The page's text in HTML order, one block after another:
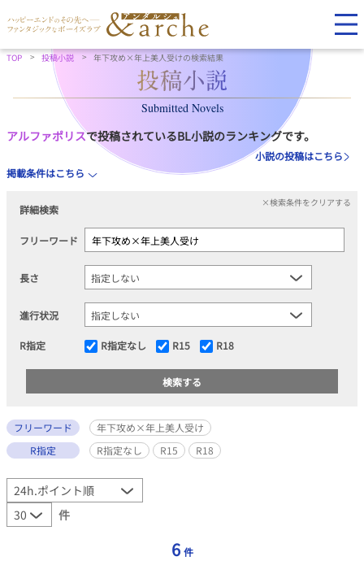
TOP 投稿小説 年下攻め×年上美人受けの検索結果
Submitted Novels
アルファポリスで投稿されているBL小説のランキングです。
小説の投稿はこちら
掲載条件はこちら
詳細検索
×検索条件をクリアする
フリーワード
長さ
進行状況
R指定 R指定なし R15 R18
フリーワード
年下攻め×年上美人受け
R指定
R指定なし R15 R18
件
6 件